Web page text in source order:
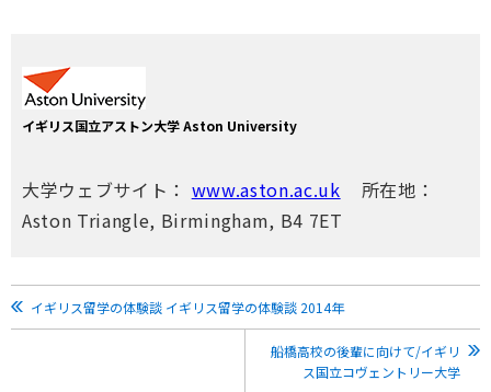
イギリス国立アストン大学 Aston University
大学ウェブサイト： www.aston.ac.uk
所在地：
Aston Triangle, Birmingham, B4 7ET
イギリス留学の体験談 イギリス留学の体験談 2014年
船橋高校の後輩に向けて/イギリ
ス国立コヴェントリー大学